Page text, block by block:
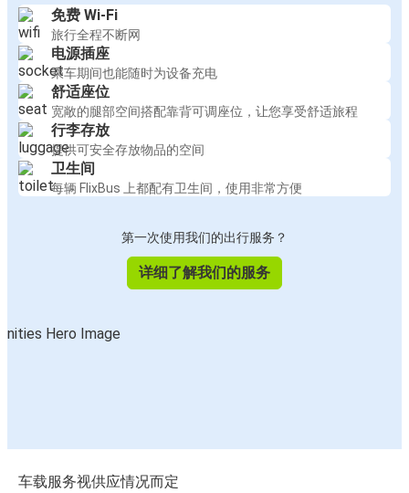
免费 Wi-Fi
旅行全程不断网
电源插座
乘车期间也能随时为设备充电
舒适座位
宽敞的腿部空间搭配靠背可调座位，让您享受舒适旅程
行李存放
提供可安全存放物品的空间
卫生间
每辆 FlixBus 上都配有卫生间，使用非常方便
第一次使用我们的出行服务？
详细了解我们的服务
车载服务视供应情况而定